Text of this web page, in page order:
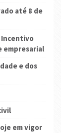
até 8 de
Incentivo
empresarial
e dos
em vigor